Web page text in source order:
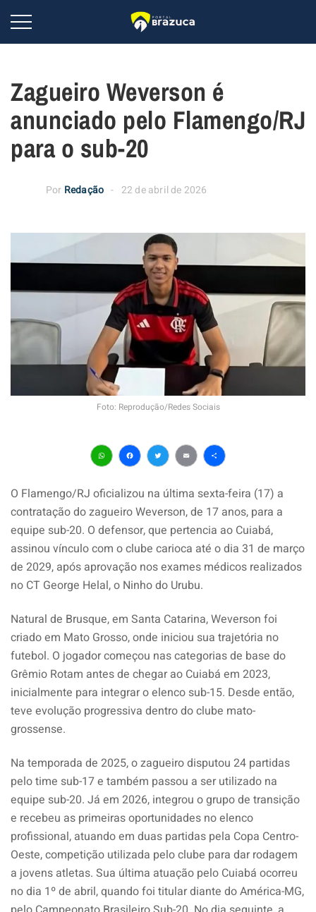
Zagueiro Weverson é
anunciado pelo Flamengo/RJ
para o sub-20
Por Redação 22 de abril de 2026
Foto: Reprodução/Redes Sociais
WhatsApp
Facebook
Twitter
EmailShare
O Flamengo/RJ oficializou na última sexta-feira (17) a
contratação do zagueiro Weverson, de 17 anos, para a
equipe sub-20. O defensor, que pertencia ao Cuiabá,
assinou vínculo com o clube carioca até o dia 31 de março
de 2029, após aprovação nos exames médicos realizados
no CT George Helal, o Ninho do Urubu.
Natural de Brusque, em Santa Catarina, Weverson foi
criado em Mato Grosso, onde iniciou sua trajetória no
futebol. O jogador começou nas categorias de base do
Grêmio Rotam antes de chegar ao Cuiabá em 2023,
inicialmente para integrar o elenco sub-15. Desde então,
teve evolução progressiva dentro do clube mato-
grossense.
Na temporada de 2025, o zagueiro disputou 24 partidas
pelo time sub-17 e também passou a ser utilizado na
equipe sub-20. Já em 2026, integrou o grupo de transição
e recebeu as primeiras oportunidades no elenco
profissional, atuando em duas partidas pela Copa Centro-
Oeste, competição utilizada pelo clube para dar rodagem
a jovens atletas. Sua última atuação pelo Cuiabá ocorreu
no dia 1º de abril, quando foi titular diante do América-MG,